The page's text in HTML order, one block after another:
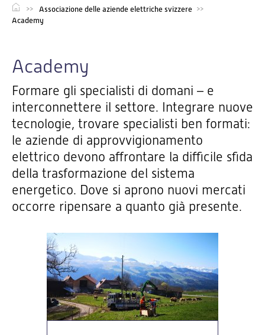
Associazione delle aziende elettriche svizzere
Academy
Academy
Formare gli specialisti di domani – e
interconnettere il settore. Integrare nuove
tecnologie, trovare specialisti ben formati:
le aziende di approvvigionamento
elettrico devono affrontare la difficile sfida
della trasformazione del sistema
energetico. Dove si aprono nuovi mercati
occorre ripensare a quanto già presente.